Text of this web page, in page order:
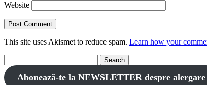
Website
This site uses Akismet to reduce spam. Learn how your
for:
Abonează-te la NEWSLETTER despre alergare